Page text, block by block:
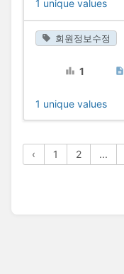
1 unique values
회원정보수정
1
1 unique values
‹ 1 2 ...